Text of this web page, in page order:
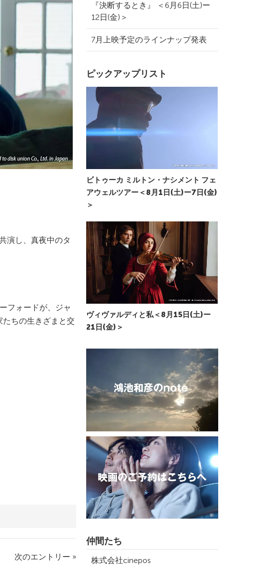
演し、真夜中のタ
フォードが、ジャ
ちの生きざまと交
次のエントリー »
『決断するとき』 ＜6月6日(土)ー
12日(金)＞
7月上映予定のラインナップ発表
ピックアップリスト
ビトゥーカ ミルトン・ナシメント フェ
アウェルツアー＜8月1日(土)ー7日(金)
＞
ヴィヴァルディと私＜8月15日(土)ー
21日(金)＞
仲間たち
株式会社cinepos